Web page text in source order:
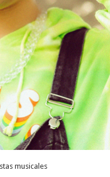
musicales